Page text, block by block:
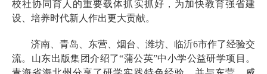
校社协同育人的重要载体抓实抓好，为加快教育强省建
设、培养时代新人作出更大贡献。
济南、青岛、东营、烟台、潍坊、临沂6市作了经验交
流。山东出版集团介绍了“蒲公英”中小学公益研学项目。